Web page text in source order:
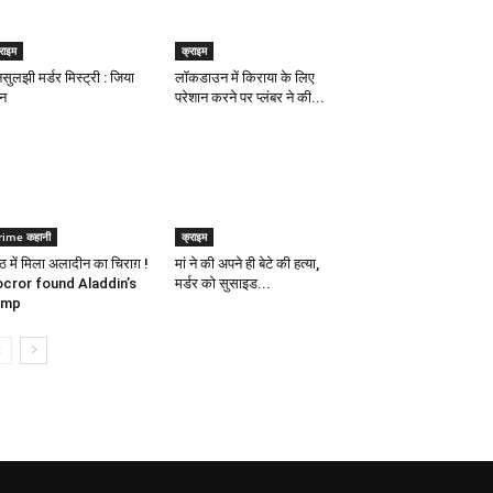
मर्डर मिस्ट्री : जिया
क्राइम
लॉकडाउन में किराया के लिए
परेशान करने पर प्लंबर ने की...
कहानी
में मिला अलादीन का चिराग़ !
found Aladdin’s
क्राइम
मां ने की अपने ही बेटे की हत्या,
मर्डर को सुसाइड...